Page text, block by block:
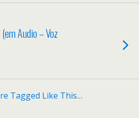
Audio – Voz
Tagged Like This…